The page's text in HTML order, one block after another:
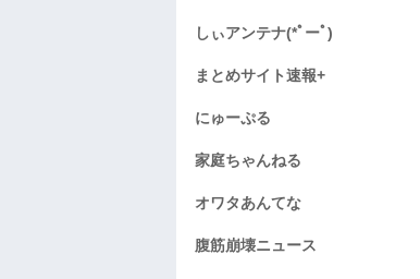
しぃアンテナ(*ﾟーﾟ)
まとめサイト速報+
にゅーぷる
家庭ちゃんねる
オワタあんてな
腹筋崩壊ニュース